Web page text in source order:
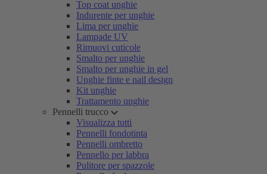
Top coat unghie
Indurente per unghie
Lima per unghie
Lampade UV
Rimuovi cuticole
Smalto per unghie
Smalto per unghie in gel
Unghie finte e nail design
Kit unghie
Trattamento unghie
Pennelli trucco
Visualizza tutti
Pennelli fondotinta
Pennelli ombretto
Pennello per labbra
Pulitore per spazzole